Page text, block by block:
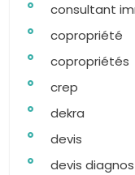
consultant
copropriété
copropriétés
crep
dekra
devis
devis